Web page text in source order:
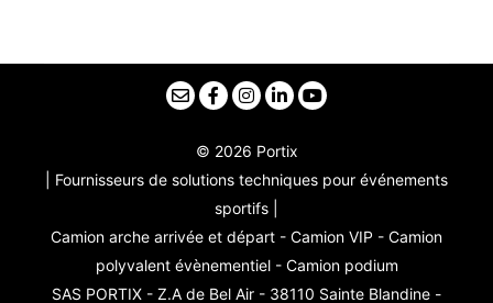
© 2026 Portix
| Fournisseurs de solutions techniques pour événements
sportifs |
Camion arche arrivée et départ - Camion VIP - Camion
polyvalent évènementiel - Camion podium
SAS PORTIX - Z.A de Bel Air - 38110 Sainte Blandine -